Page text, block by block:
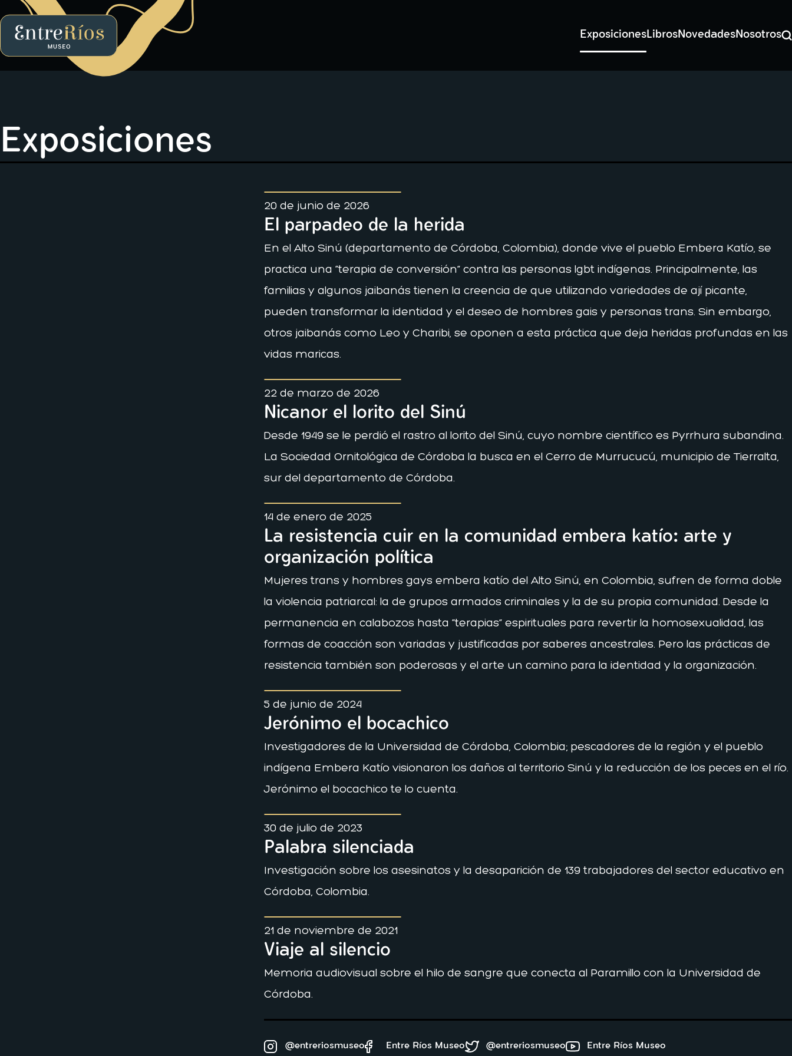
EntreRíos Museo
ExposicionesLibrosNovedadesNosotros
Exposiciones
20 de junio de 2026
El parpadeo de la herida
En el Alto Sinú (departamento de Córdoba, Colombia), donde vive el pueblo Embera Katío, se
practica una “terapia de conversión” contra las personas lgbt indígenas. Principalmente, las
familias y algunos jaibanás tienen la creencia de que utilizando variedades de ají picante,
pueden transformar la identidad y el deseo de hombres gais y personas trans. Sin embargo,
otros jaibanás como Leo y Charibi, se oponen a esta práctica que deja heridas profundas en las
vidas maricas.
22 de marzo de 2026
Nicanor el lorito del Sinú
Desde 1949 se le perdió el rastro al lorito del Sinú, cuyo nombre científico es Pyrrhura subandina.
La Sociedad Ornitológica de Córdoba la busca en el Cerro de Murrucucú, municipio de Tierralta,
sur del departamento de Córdoba.
14 de enero de 2025
La resistencia cuir en la comunidad embera katío: arte y
organización política
Mujeres trans y hombres gays embera katío del Alto Sinú, en Colombia, sufren de forma doble
la violencia patriarcal: la de grupos armados criminales y la de su propia comunidad. Desde la
permanencia en calabozos hasta “terapias” espirituales para revertir la homosexualidad, las
formas de coacción son variadas y justificadas por saberes ancestrales. Pero las prácticas de
resistencia también son poderosas y el arte un camino para la identidad y la organización.
5 de junio de 2024
Jerónimo el bocachico
Investigadores de la Universidad de Córdoba, Colombia; pescadores de la región y el pueblo
indígena Embera Katío visionaron los daños al territorio Sinú y la reducción de los peces en el río.
Jerónimo el bocachico te lo cuenta.
30 de julio de 2023
Palabra silenciada
Investigación sobre los asesinatos y la desaparición de 139 trabajadores del sector educativo en
Córdoba, Colombia.
21 de noviembre de 2021
Viaje al silencio
Memoria audiovisual sobre el hilo de sangre que conecta al Paramillo con la Universidad de
Córdoba.
@entreriosmuseo Entre Ríos Museo @entreriosmuseo Entre Ríos Museo